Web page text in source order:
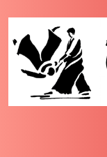
content